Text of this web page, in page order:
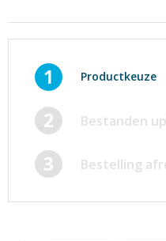
Posters
Rapporten/Verslagen
Certificaten/Diploma's
Visitekaartjes
Alle producten
1 Productkeuze
2 Bestanden
3 Bestelling